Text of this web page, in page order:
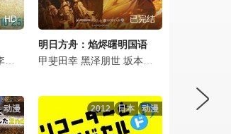
一郎 鸟海浩辅 七海弘希
则 市道真央 山下诚一郎 田丸笃志
城千春 古贺葵 樫井笙人 子安武人
HD
鬼头明里 长谷川育美 江口拓也
已完结
明日方舟：焰烬曙明国语
甲斐田幸 黑泽朋世 坂本真绫
动漫 动漫
日本
2012